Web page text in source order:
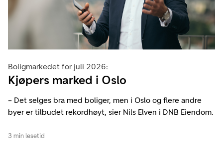
Boligmarkedet for juli 2026:
Kjøpers marked i Oslo
– Det selges bra med boliger, men i Oslo og flere andre
byer er tilbudet rekordhøyt, sier Nils Elven i DNB Eiendom.
3 min lesetid